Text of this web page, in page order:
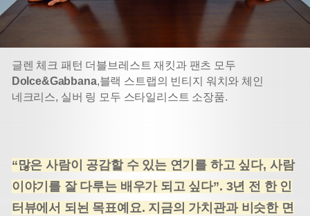
글렌 체크 패턴 더블브레스트 재킷과 팬츠 모두
Dolce&Gabbana,블랙 스트랩의 빈티지 워치와 체인
네크리스, 실버 링 모두 스타일리스트 소장품.
“많은 사람이 공감할 수 있는 연기를 하고 싶다, 사람
이야기를 잘 다루는 배우가 되고 싶다”. 3년 전 한 인
터뷰에서 되뇐 목표예요. 지금의 가치관과 비슷한 면